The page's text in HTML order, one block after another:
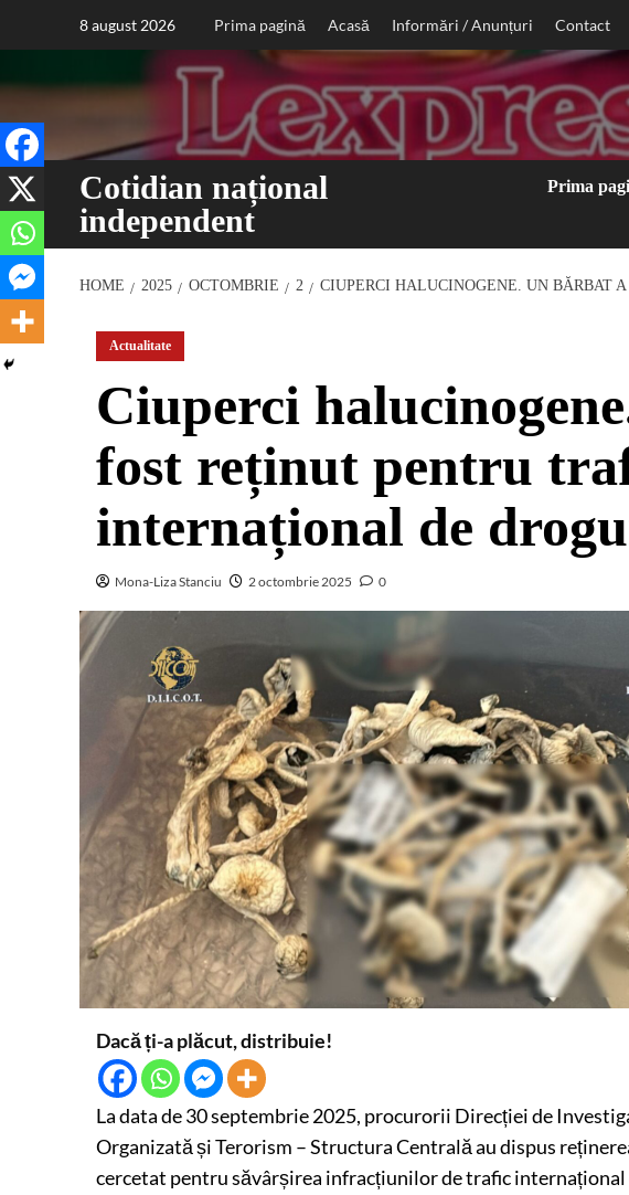
8 august 2026 Prima pagină Acasă Informări / Anunțuri Contact
Cotidian național
independent
Prima
HOME 2025 OCTOMBRIE 2 CIUPERCI HALUCINOGENE. UN BĂRBAT
Actualitate
Ciuperci
fost reținut pentru
internațional de
Mona-Liza Stanciu 2 octombrie 2025 0
Dacă ți-a plăcut, distribuie!
La data de 30 septembrie 2025, procurorii Direcției de
Organizată și Terorism – Structura Centrală au dispus
cercetat pentru săvârșirea infracțiunilor de trafic